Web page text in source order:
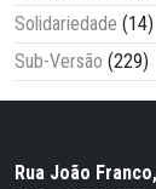
Solidariedade (14)
Sub-Versão (229)
Rua João